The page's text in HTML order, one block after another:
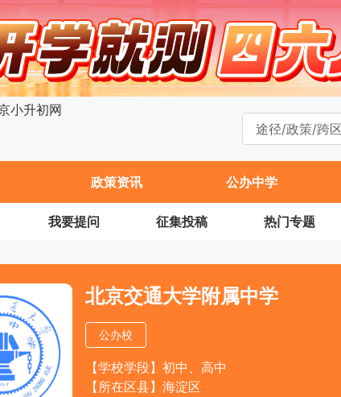
政策资讯 公办中学
我要提问 征集投稿 热门专题
北京交通大学附属中学
公办校
【学校学段】初中、高中
【所在区县】海淀区